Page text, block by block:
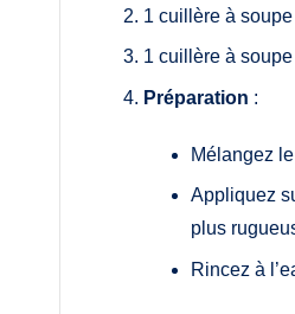
1 cuillère à soupe
1 cuillère à
Préparation :
Mélangez
Appliquez
plus
Rincez à